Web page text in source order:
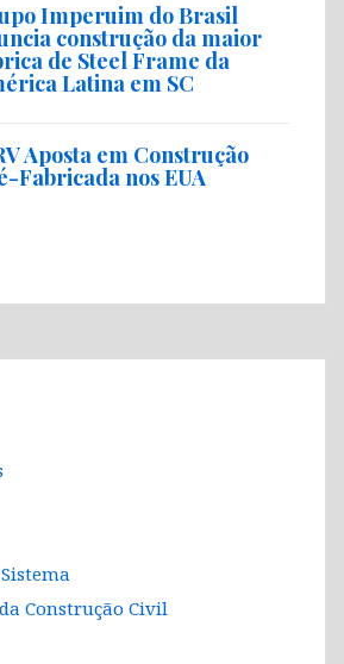
Imperuim do Brasil
construção da maior
de Steel Frame da
Latina em SC
Aposta em Construção
Fabricada nos EUA
Construção Civil